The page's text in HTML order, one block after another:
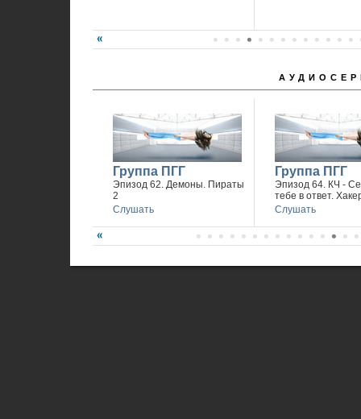
Группа ПГГ
Эпизод 62. Демоны. Пираты
2
Слушать
Группа ПГГ
Эпизод 64. КЧ -
тебе в ответ.
Слушать